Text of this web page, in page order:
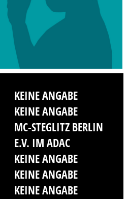
KEINE ANGABE
KEINE ANGABE
MC-STEGLITZ BERLIN
E.V. IM ADAC
KEINE ANGABE
KEINE ANGABE
KEINE ANGABE